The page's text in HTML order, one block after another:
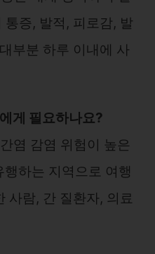
증, 발적, 피로감, 발
부분 하루 이내에 사
게 필요하나요?
염 감염 위험이 높은
하는 지역으로 여행
사람, 간 질환자, 의료